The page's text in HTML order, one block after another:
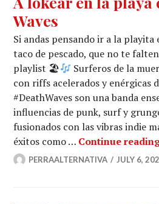
Waves
Si andas pensando ir a la
taco de pescado, que no te
playlist 🏖
Surferos de la
con riffs acelerados y enérgicas
#DeathWaves son una banda
influencias de punk, surf y
fusionados con las vibras indie
éxitos como … Continue
PERRAALTERNATIVA JULY 6,